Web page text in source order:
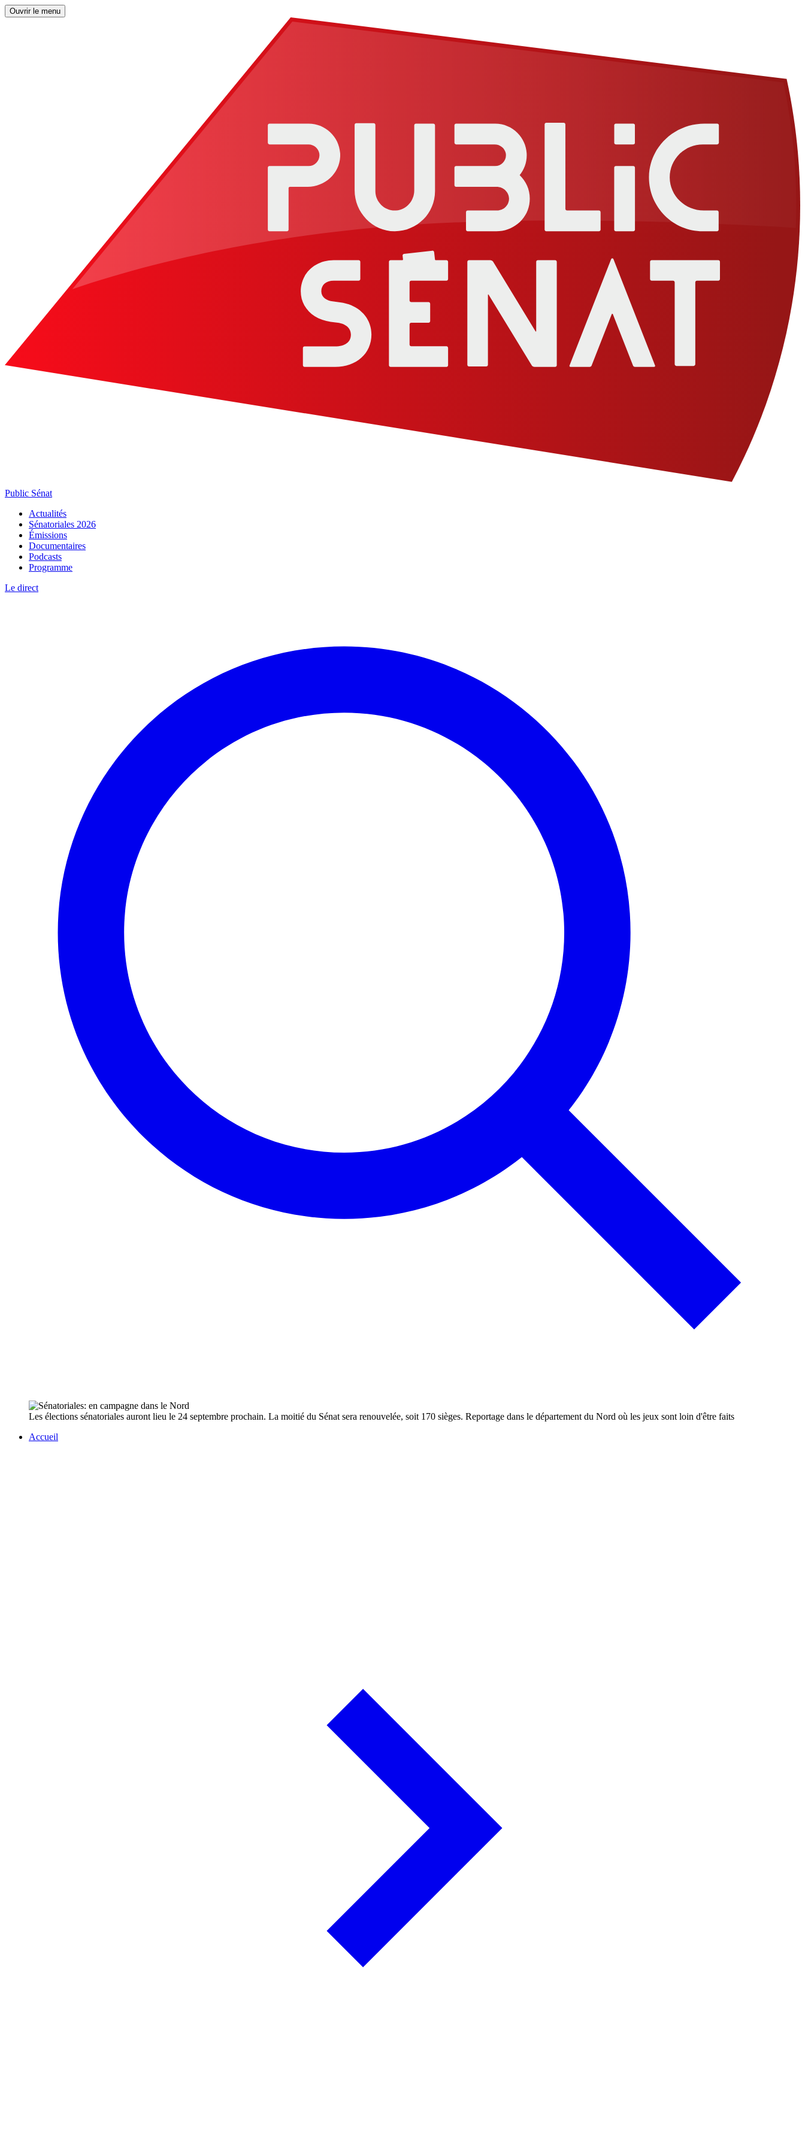
Ouvrir le menu
Public Sénat
Actualités
Sénatoriales 2026
Émissions
Documentaires
Podcasts
Programme
Le direct
Les élections sénatoriales auront lieu le 24 septembre prochain. La moitié du Sénat sera renouvelée, soit 170 sièges. Reportage dans le département du Nord où les jeux sont loin d'être faits
Accueil